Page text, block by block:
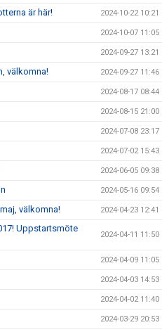
är här! 2024-10-22 10:21
2024-10-07 11:05
2024-09-27 13:21
välkomna! 2024-09-27 11:46
2024-08-17 08:44
2024-08-15 21:00
2024-07-08 23:17
2024-07-02 15:43
2024-06-05 09:38
2024-05-16 09:54
välkomna! 2024-04-23 12:41
Uppstartsmöte
2024-04-11 11:50
2024-04-09 11:05
2024-04-03 14:53
2024-04-02 11:40
2024-03-29 20:53